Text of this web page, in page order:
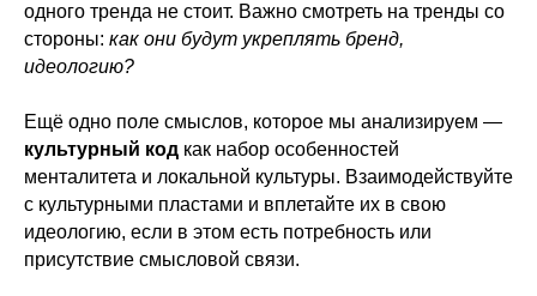
одного тренда не стоит. Важно смотреть на тренды со
стороны: как они будут укреплять бренд,
идеологию?
Ещё одно поле смыслов, которое мы анализируем —
культурный код как набор особенностей
менталитета и локальной культуры. Взаимодействуйте
с культурными пластами и вплетайте их в свою
идеологию, если в этом есть потребность или
присутствие смысловой связи.